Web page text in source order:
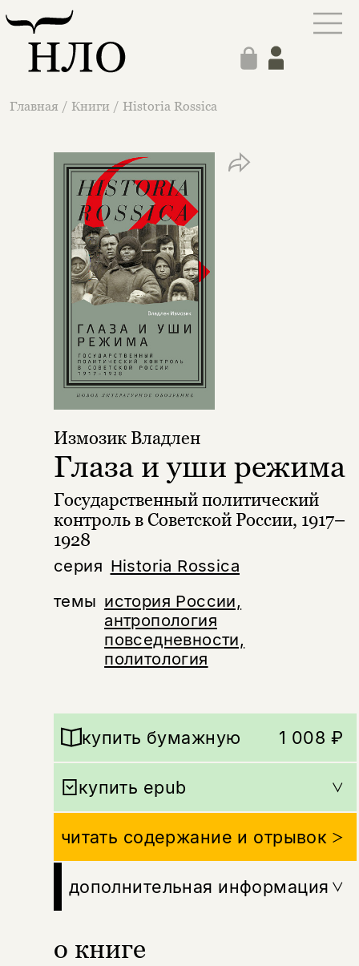
Главная / Книги / Historia Rossica
серия Historia Rossica
темы история России,
антропология
повседневности,
политология
Измозик Владлен
Глаза и уши режима
Государственный политический
контроль в Советской России, 1917–
1928
о книге
купить бумажную 1 008 ₽
купить epub
читать содержание и отрывок
дополнительная информация